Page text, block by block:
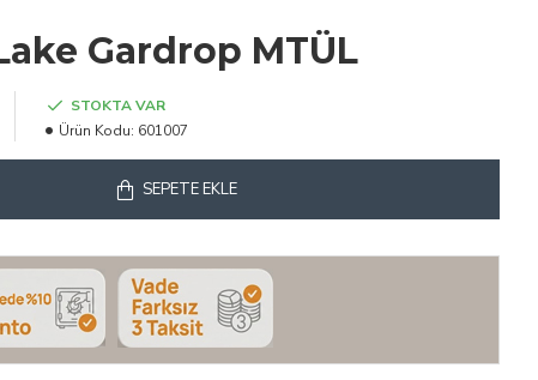
Gardrop MTÜL
STOKTA VAR
Ürün Kodu: 601007
SEPETE EKLE